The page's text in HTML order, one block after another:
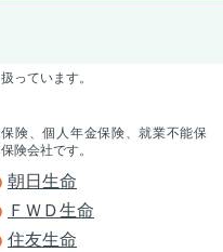
っています。
険、個人年金保険、就業不能保
険会社です。
朝日生命
ＦＷＤ生命
住友生命